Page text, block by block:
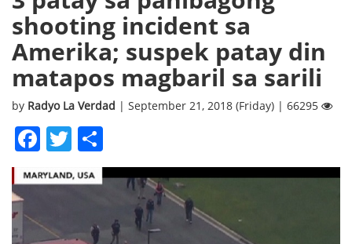
shooting incident sa
Amerika; suspek patay din
matapos magbaril sa sarili
by Radyo La Verdad | September 21, 2018 (Friday) | 66295
Facebook
Twitter